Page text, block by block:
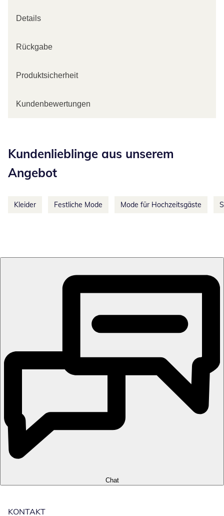
Details
Rückgabe
Produktsicherheit
Kundenbewertungen
Kundenlieblinge aus unserem
Angebot
Kleider Festliche Mode Mode für Hochzeitsgäste
Chat
KONTAKT